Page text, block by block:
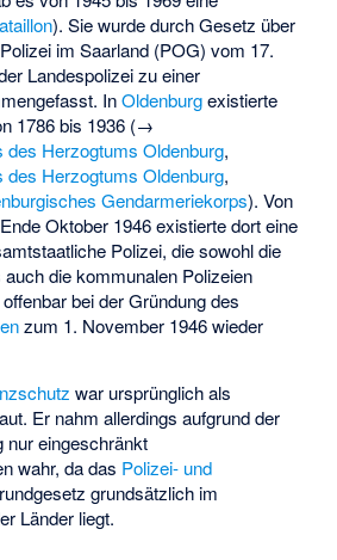
). Sie wurde durch Gesetz über
im Saarland (POG) vom 17.
Landespolizei zu einer
InOldenburgexistierte
1786 bis 1936 (→
des Herzogtums Oldenburg,
des Herzogtums Oldenburg,
Gendarmeriekorps). Von
Oktober 1946 existierte dort eine
Polizei, die sowohl die
die kommunalen Polizeien
bei der Gründung des
zum 1. November 1946 wieder
war ursprünglich als
Er nahm allerdings aufgrund der
nur eingeschränkt
wahr, da das Polizei- und
grundsätzlich im
Länder liegt.